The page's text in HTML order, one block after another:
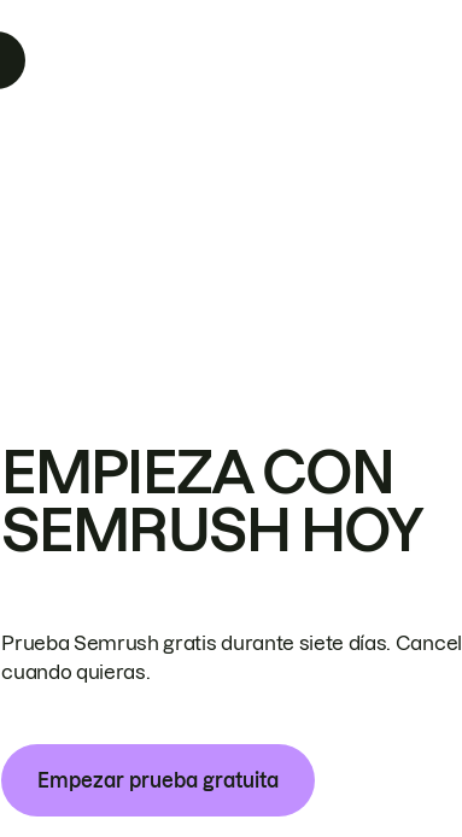
EMPIEZA CON
SEMRUSH HOY
Prueba Semrush gratis durante siete días.
cuando quieras.
Empezar prueba gratuita